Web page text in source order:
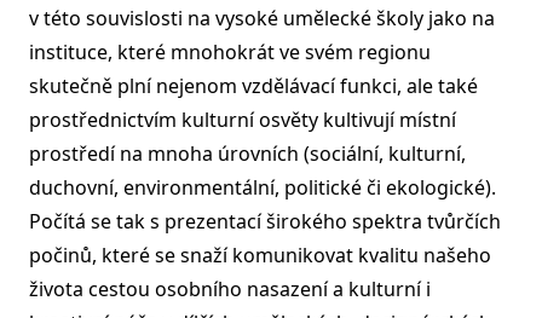
v této souvislosti na vysoké umělecké školy jako na
instituce, které mnohokrát ve svém regionu
skutečně plní nejenom vzdělávací funkci, ale také
prostřednictvím kulturní osvěty kultivují místní
prostředí na mnoha úrovních (sociální, kulturní,
duchovní, environmentální, politické či ekologické).
Počítá se tak s prezentací širokého spektra tvůrčích
počinů, které se snaží komunikovat kvalitu našeho
života cestou osobního nasazení a kulturní i